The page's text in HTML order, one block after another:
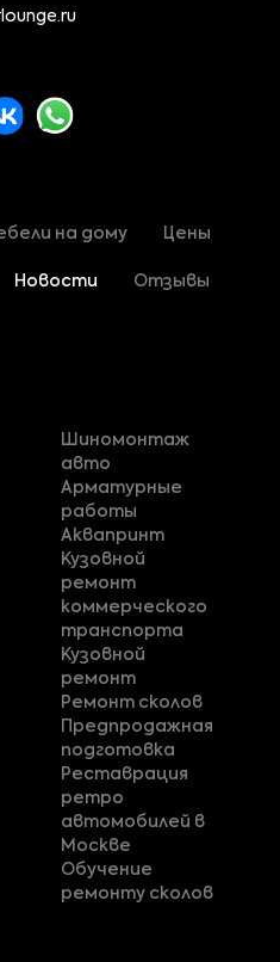
на дому Цены
Новости Отзывы
Шиномонтаж
авто
Арматурные
работы
Аквапринт
Кузовной
ремонт
коммерческого
транспорта
Кузовной
ремонт
Ремонт сколов
Предпродажная
подготовка
Реставрация
ретро
автомобилей в
Москве
Обучение
ремонту сколов